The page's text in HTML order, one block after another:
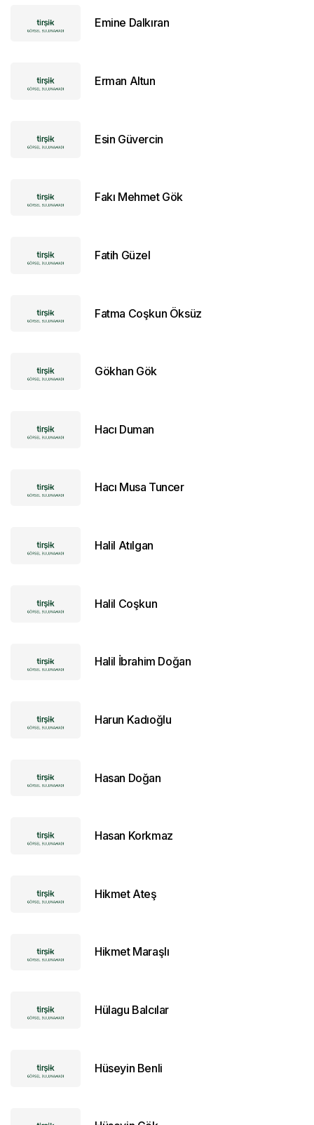
Emine Dalkıran
Erman Altun
Esin Güvercin
Fakı Mehmet Gök
Fatih Güzel
Fatma Coşkun Öksüz
Gökhan Gök
Hacı Duman
Hacı Musa Tuncer
Halil Atılgan
Halil Coşkun
Halil İbrahim Doğan
Harun Kadıoğlu
Hasan Doğan
Hasan Korkmaz
Hikmet Ateş
Hikmet Maraşlı
Hülagu Balcılar
Hüseyin Benli